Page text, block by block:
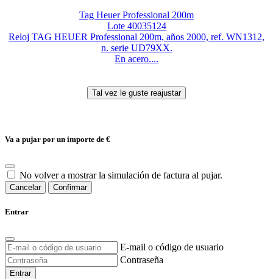
Tag Heuer Professional 200m
Lote 40035124
Reloj TAG HEUER Professional 200m, años 2000, ref. WN1312,
n. serie UD79XX.
En acero....
Va a pujar por un importe de €
No volver a mostrar la simulación de factura al pujar.
Cancelar Confirmar
Entrar
E-mail o código de usuario
Contraseña
Entrar